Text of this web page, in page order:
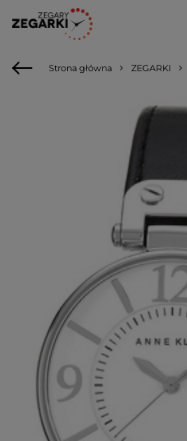
Strona główna ZEGARKI